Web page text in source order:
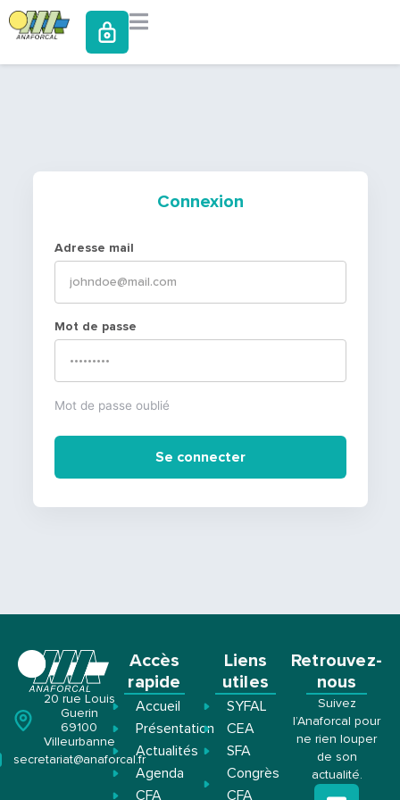
Connexion
Adresse mail
Mot de passe
Se connecter
Mot de passe oublié
20 rue Louis
Guerin
69100
Villeurbanne
secretariat@anaforcal.fr
Accès
rapide
Accueil
Présentation
Actualités
Agenda
CFA
Liens
utiles
SYFAL
CEA
SFA
Congrès
CFA
Retrouvez-
nous
Suivez
l’Anaforcal pour
ne rien louper
de son
actualité.